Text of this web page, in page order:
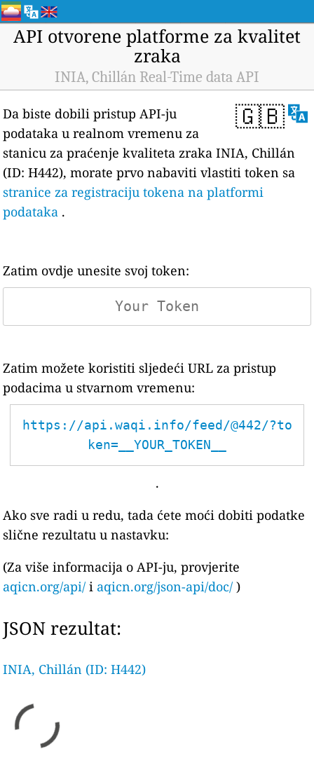
API otvorene platforme za kvalitet
zraka
INIA, Chillán Real-Time data API
🇬🇧
Da biste dobili pristup API-ju
podataka u realnom vremenu za
stanicu za praćenje kvaliteta zraka INIA, Chillán
(ID: H442), morate prvo nabaviti vlastiti token sa
stranice za registraciju tokena na platformi
podataka .
Zatim ovdje unesite svoj token:
Zatim možete koristiti sljedeći URL za pristup
podacima u stvarnom vremenu:
https://api.waqi.info/feed/@442/?to
ken=__YOUR_TOKEN__
.
Ako sve radi u redu, tada ćete moći dobiti podatke
slične rezultatu u nastavku:
(Za više informacija o API-ju, provjerite
aqicn.org/api/ i aqicn.org/json-api/doc/ )
JSON rezultat:
INIA, Chillán (ID: H442)